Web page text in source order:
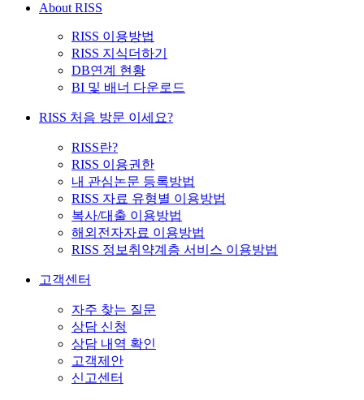
About RISS
RISS 이용방법
RISS 지식더하기
DB연계 현황
BI 및 배너 다운로드
RISS 처음 방문 이세요?
RISS란?
RISS 이용권한
내 관심논문 등록방법
RISS 자료 유형별 이용방법
복사/대출 이용방법
해외전자자료 이용방법
RISS 정보취약계층 서비스 이용방법
고객센터
자주 찾는 질문
상담 신청
상담 내역 확인
고객제안
신고센터